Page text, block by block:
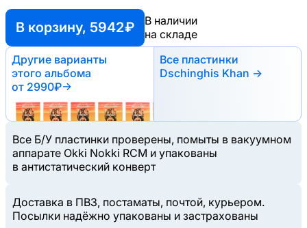
В корзину, 5942 ₽
В наличии
на складе
Другие варианты
этого альбома
от 2990₽→
Все пластинки
Dschinghis Khan →
Все Б/У пластинки проверены, помыты в вакуумном
аппарате Okki Nokki RCM и упакованы
в антистатический конверт
Доставка в ПВЗ, постаматы, почтой, курьером.
Посылки надёжно упакованы и застрахованы